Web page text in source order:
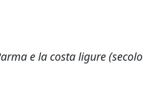
e la costa ligure (secolo